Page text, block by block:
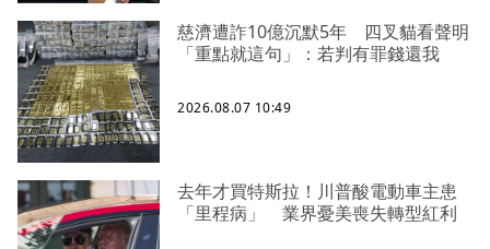
慈濟遭詐10億沉默5年 四叉貓看聲明
「重點就這句」：若判有罪錢還我
2026.08.07 10:49
去年才買特斯拉！川普酸電動車主患
「里程病」 業界憂美喪失轉型紅利